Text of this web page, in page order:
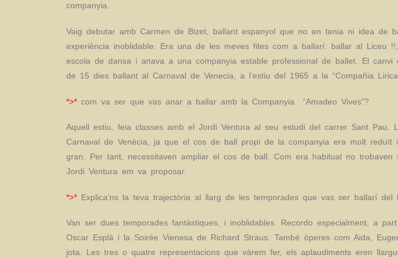
companyia.
Vaig debutar amb Carmen de Bizet, ballant espanyol que no en tenia ni idea de
experiència inoblidable. Era una de les meves fites com a ballarí: ballar al Liceu
escola de dansa i anava a una companyia estable professional de ballet. El
de 15 dies ballant al Carnaval de Venecia, a l’estiu del 1965 a la “Compañia
*>* com va ser que vas anar a ballar amb la Companyia “Amadeo Vives”?
Aquell estiu, feia classes amb el Jordi Ventura al seu estudi del carrer Sant
Carnaval de Venècia, ja que el cos de ball propi de la companyia era molt
gran. Per tant, necessitaven ampliar el cos de ball. Com era habitual no
Jordi Ventura em va proposar.
*>* Explica’ns la teva trajectòria al llarg de les temporades que vas ser ballarí del
Van ser dues temporades fantàstiques, i inoblidables. Recordo especialment, a
Oscar Esplà i la Soirée Vienesa de Richard Straus. També òperes com Aida,
jota. Les tres o quatre representacions que vàrem fer, els aplaudiments eren